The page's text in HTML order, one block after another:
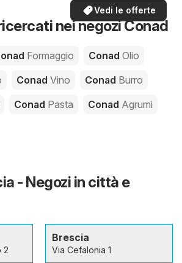
Vedi le offerte
nei negozi Conad
Formaggio Conad Olio
Conad Vino Conad Burro
Conad Pasta Conad Agrumi
- Negozi in città e
2
Brescia
Via Cefalonia 1